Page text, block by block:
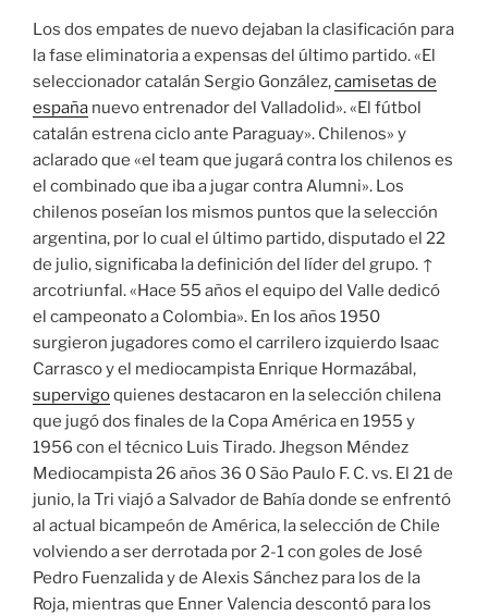
Los dos empates de nuevo dejaban la clasificación para
la fase eliminatoria a expensas del último partido. «El
seleccionador catalán Sergio González,camisetas de
españa nuevo entrenador del Valladolid». «El fútbol
catalán estrena ciclo ante Paraguay». Chilenos» y
aclarado que «el team que jugará contra los chilenos es
el combinado que iba a jugar contra Alumni». Los
chilenos poseían los mismos puntos que la selección
argentina, por lo cual el último partido, disputado el 22
de julio, significaba la definición del líder del grupo. ↑
arcotriunfal. «Hace 55 años el equipo del Valle dedicó
el campeonato a Colombia». En los años 1950
surgieron jugadores como el carrilero izquierdo Isaac
Carrasco y el mediocampista Enrique Hormazábal,
supervigoquienes destacaron en la selección chilena
que jugó dos finales de la Copa América en 1955 y
1956 con el técnico Luis Tirado. Jhegson Méndez
Mediocampista 26 años 36 0 São Paulo F. C. vs. El 21 de
junio, la Tri viajó a Salvador de Bahía donde se enfrentó
al actual bicampeón de América, la selección de Chile
volviendo a ser derrotada por 2-1 con goles de José
Pedro Fuenzalida y de Alexis Sánchez para los de la
Roja, mientras que Enner Valencia descontó para los